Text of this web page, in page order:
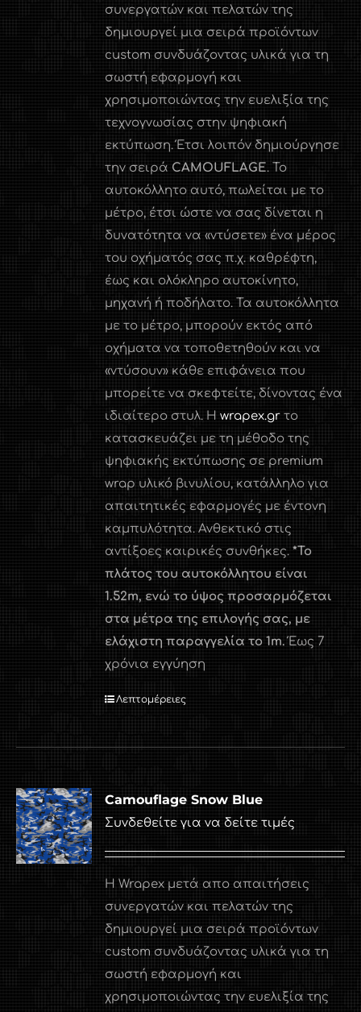
συνεργατών και πελατών της
δημιουργεί μια σειρά προϊόντων
custom συνδυάζοντας υλικά για τη
σωστή εφαρμογή και
χρησιμοποιώντας την ευελιξία της
τεχνογνωσίας στην ψηφιακή
εκτύπωση. Έτσι λοιπόν δημιούργησε
την σειρά CAMOUFLAGE. Το
αυτοκόλλητο αυτό, πωλείται με το
μέτρο, έτσι ώστε να σας δίνεται η
δυνατότητα να «ντύσετε» ένα μέρος
του οχήματός σας π.χ. καθρέφτη,
έως και ολόκληρο αυτοκίνητο,
μηχανή ή ποδήλατο. Τα αυτοκόλλητα
με το μέτρο, μπορούν εκτός από
οχήματα να τοποθετηθούν και να
«ντύσουν» κάθε επιφάνεια που
μπορείτε να σκεφτείτε, δίνοντας ένα
ιδιαίτερο στυλ. Ηwrapex.gr το
κατασκευάζει με τη μέθοδο της
ψηφιακής εκτύπωσης σε premium
wrap υλικό βινυλίου, κατάλληλο για
απαιτητικές εφαρμογές με έντονη
καμπυλότητα. Ανθεκτικό στις
αντίξοες καιρικές συνθήκες.*Το
πλάτος του αυτοκόλλητου είναι
1.52m, ενώ το ύψος προσαρμόζεται
στα μέτρα της επιλογής σας, με
ελάχιστη παραγγελία το 1m.Έως 7
χρόνια εγγύηση
Λεπτομέρειες
Camouflage Snow Blue
Συνδεθείτε για να δείτε τιμές
Η Wrapex μετά απο απαιτήσεις
συνεργατών και πελατών της
δημιουργεί μια σειρά προϊόντων
custom συνδυάζοντας υλικά για τη
σωστή εφαρμογή και
χρησιμοποιώντας την ευελιξία της